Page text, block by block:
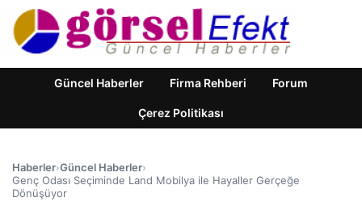
Güncel Haberler Firma Rehberi Forum
Çerez Politikası
Haberler›Güncel Haberler›
Genç Odası Seçiminde Land Mobilya ile Hayaller Gerçeğe
Dönüşüyor